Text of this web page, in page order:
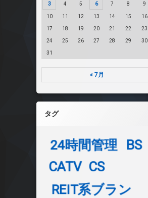
3 4 5 6 7 8 9
10 11 12 13 14 15 16
17 18 19 20 21 22 23
24 25 26 27 28 29 30
31
« 7月
タグ
24時間管理
BS
CATV CS
REIT系ブラン